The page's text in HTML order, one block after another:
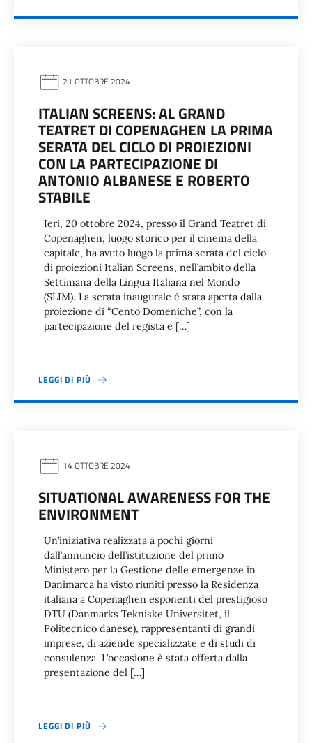
21 OTTOBRE 2024
ITALIAN SCREENS: AL GRAND
TEATRET DI COPENAGHEN LA PRIMA
SERATA DEL CICLO DI PROIEZIONI
CON LA PARTECIPAZIONE DI
ANTONIO ALBANESE E ROBERTO
STABILE
Ieri, 20 ottobre 2024, presso il Grand Teatret di
Copenaghen, luogo storico per il cinema della
capitale, ha avuto luogo la prima serata del ciclo
di proiezioni Italian Screens, nell’ambito della
Settimana della Lingua Italiana nel Mondo
(SLIM). La serata inaugurale è stata aperta dalla
proiezione di “Cento Domeniche”, con la
partecipazione del regista e […]
LEGGI DI PIÙ
14 OTTOBRE 2024
SITUATIONAL AWARENESS FOR THE
ENVIRONMENT
Un’iniziativa realizzata a pochi giorni
dall’annuncio dell’istituzione del primo
Ministero per la Gestione delle emergenze in
Danimarca ha visto riuniti presso la Residenza
italiana a Copenaghen esponenti del prestigioso
DTU (Danmarks Tekniske Universitet, il
Politecnico danese), rappresentanti di grandi
imprese, di aziende specializzate e di studi di
consulenza. L’occasione è stata offerta dalla
presentazione del […]
LEGGI DI PIÙ